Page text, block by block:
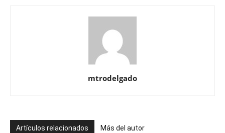
mtrodelgado
Artículos relacionados Más del autor